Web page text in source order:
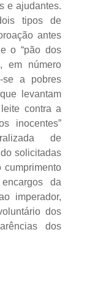
e ajudantes.
tipos de
antes
o “pão dos
em número
se a pobres
levantam
contra a
inocentes”
de
solicitadas
da
imperador,
dos
dos